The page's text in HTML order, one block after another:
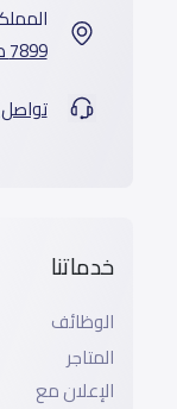
7899 طريق الثمامة، حي الربيع، الرياض 11564
خدماتنا
الوظائف
المتاجر
الإعلان مع